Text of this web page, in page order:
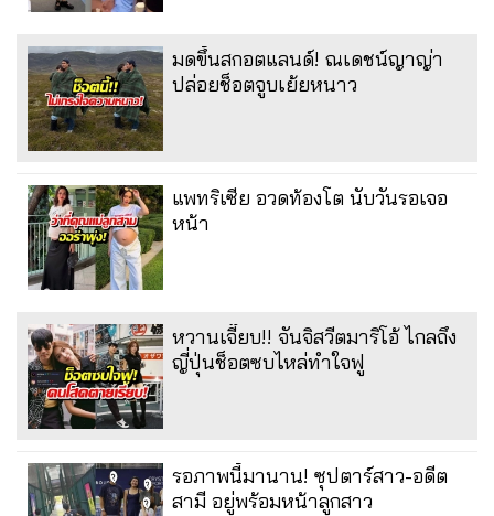
มดขึ้นสกอตแลนด์! ณเดชน์ญาญ่า
ปล่อยช็อตจูบเย้ยหนาว
แพทริเซีย อวดท้องโต นับวันรอเจอ
หน้า
หวานเจี๊ยบ!! จันจิสวีตมาริโอ้ ไกลถึง
ญี่ปุ่นช็อตซบไหล่ทำใจฟู
รอภาพนี้มานาน! ซุปตาร์สาว-อดีต
สามี อยู่พร้อมหน้าลูกสาว